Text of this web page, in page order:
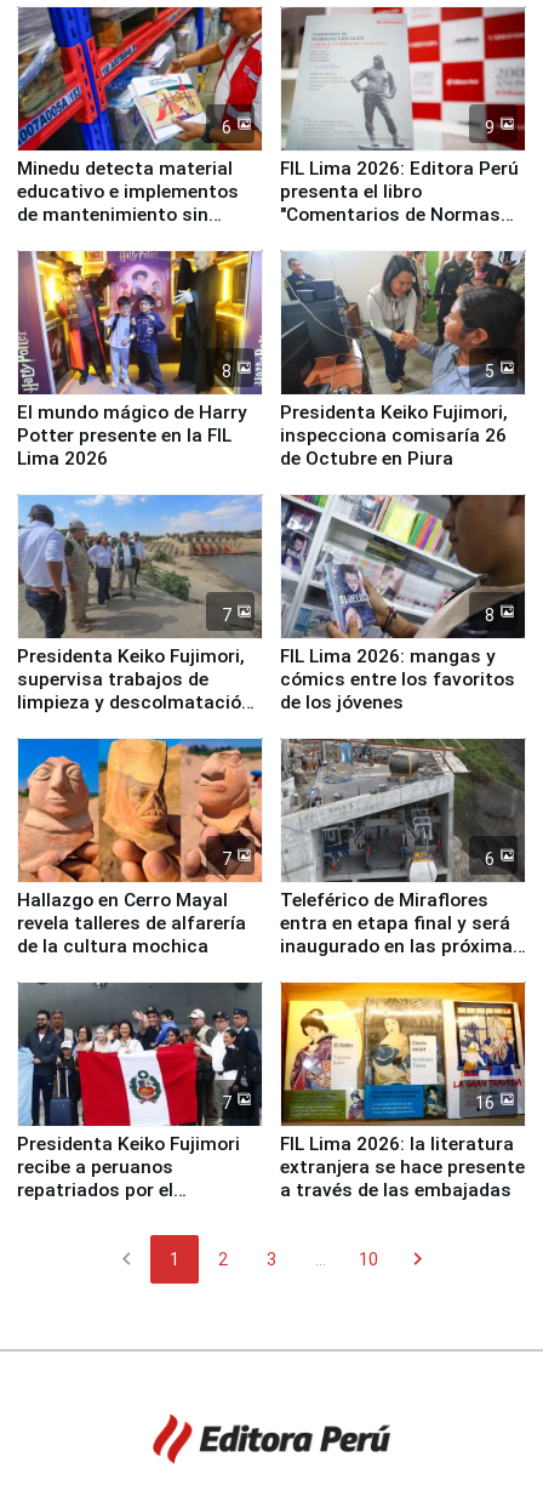
Panamericanos Lima 2027
6
Minedu detecta material
educativo e implementos
de mantenimiento sin
la UGEL 2
9
FIL Lima 2026: Editora Perú
presenta el libro
"Comentarios de Normas
Derecho Colectivo"
8
El mundo mágico de Harry
Potter presente en la FIL
Lima 2026
5
Presidenta Keiko Fujimori,
inspecciona comisaría 26
de Octubre en Piura
7
Presidenta Keiko Fujimori,
supervisa trabajos de
limpieza y descolmatación
8
FIL Lima 2026: mangas y
cómics entre los favoritos
de los jóvenes
7
Hallazgo en Cerro Mayal
revela talleres de alfarería
de la cultura mochica
6
Teleférico de Miraflores
entra en etapa final y será
inaugurado en las próximas
7
Presidenta Keiko Fujimori
recibe a peruanos
repatriados por el
16
FIL Lima 2026: la literatura
extranjera se hace presente
a través de las embajadas
chevron_left 1 2 3 10 chevron_right